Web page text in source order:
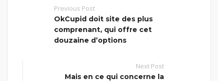
Previous Post
OkCupid doit site des plus
comprenant, qui offre cet
douzaine d’options
Next Post
Mais en ce qui concerne la